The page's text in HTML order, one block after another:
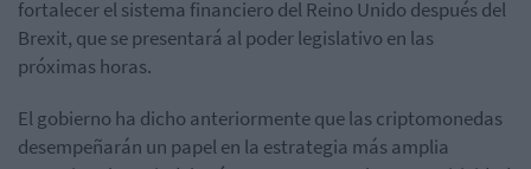
fortalecer el sistema financiero del Reino Unido después del
Brexit, que se presentará al poder legislativo en las
próximas horas.
El gobierno ha dicho anteriormente que las criptomonedas
desempeñarán un papel en la estrategia más amplia